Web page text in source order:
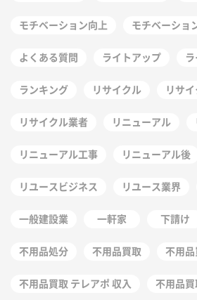
モチベーション向上 モチベーショ
よくある質問 ライトアップ
ランキング リサイクル リサ
リサイクル業者 リニューアル
リニューアル工事 リニューアル後
リユースビジネス リユース業界
一般建設業 一軒家 下請け
不用品処分 不用品買取 不用
不用品買取 テレアポ 収入 不用品